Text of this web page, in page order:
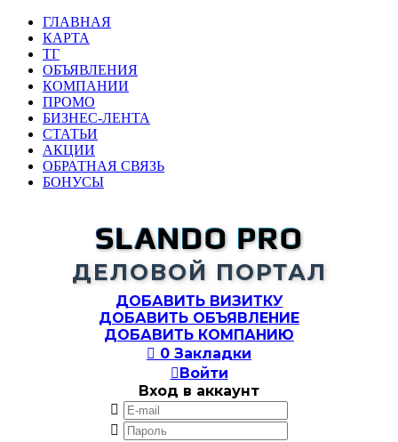
ГЛАВНАЯ
КАРТА
ТГ
ОБЪЯВЛЕНИЯ
КОМПАНИИ
ПРОМО
БИЗНЕС-ЛЕНТА
СТАТЬИ
АКЦИИ
ОБРАТНАЯ СВЯЗЬ
БОНУСЫ
SLANDO PRO
ДЕЛОВОЙ ПОРТАЛ
ДОБАВИТЬ ВИЗИТКУ
ДОБАВИТЬ ОБЪЯВЛЕНИЕ
ДОБАВИТЬ КОМПАНИЮ
 0 Закладки
Войти
Вход в аккаунт

